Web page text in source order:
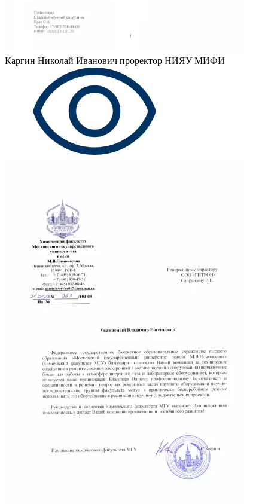
Каргин Николай Иванович проректор НИЯУ МИФИ